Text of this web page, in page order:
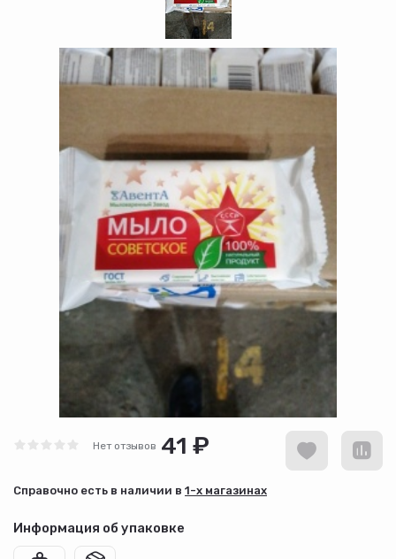
Нет отзывов 41 ₽
Cправочно есть в наличии в 1-х магазинах
Информация об упаковке